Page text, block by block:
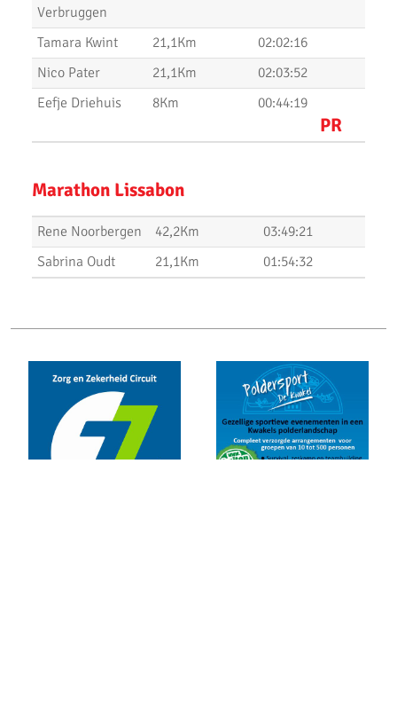
Uitslagen Uithoorns Mooiste 2020
Uithoorns Mooiste, een prachtig loopfestijn!
Uitslagen Weekend 17 Januari 2020
Kerstloop 2019
Uitslagen Weekend 15 December 2019
Pepernoten Run 2019
Uitslagen 30e RunX Haarlem Cross Circuit
Marathon Weekend 2019
Lopersweeked 2019
Verbruggen
Tamara Kwint 21,1Km
02:02:16
Nico Pater
21,1Km
02:03:52
Eefje Driehuis
8Km 00:44:19
PR
Marathon Lissabon
Rene Noorbergen 42,2Km
03:49:21
Sabrina Oudt
21,1Km 01:54:32